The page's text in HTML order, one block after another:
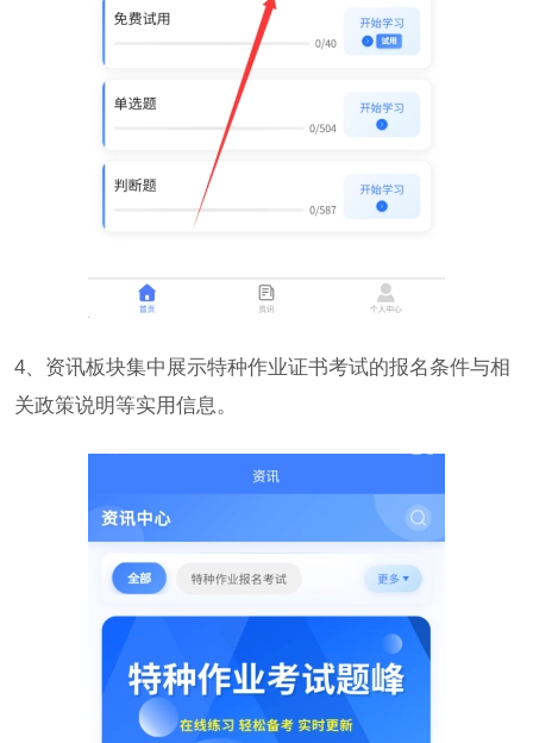
4、资讯板块集中展示特种作业证书考试的报名条件与相
关政策说明等实用信息。